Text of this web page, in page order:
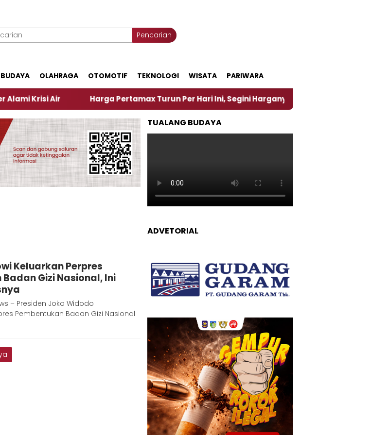
Pencarian
BUDAYA OLAHRAGA OTOMOTIF TEKNOLOGI WISATA PARIWARA
Air Harga Pertamax Turun Per Hari Ini, Segini Harganya ‎Nasirun Maestro Lukis
Keluarkan Perpres
Gizi Nasional, Ini
– Presiden Joko Widodo
Pembentukan Badan Gizi Nasional
TUALANG BUDAYA
ADVETORIAL